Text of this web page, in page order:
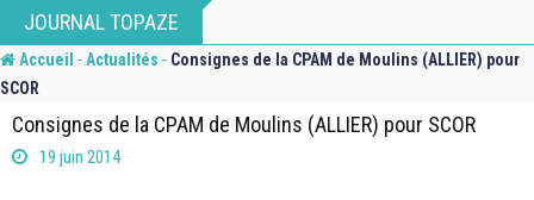
to
content
JOURNAL TOPAZE
Accueil -Actualités - Consignes de la CPAM de Moulins (ALLIER) pour
SCOR
Consignes de la CPAM de Moulins (ALLIER) pour SCOR
19 juin 2014